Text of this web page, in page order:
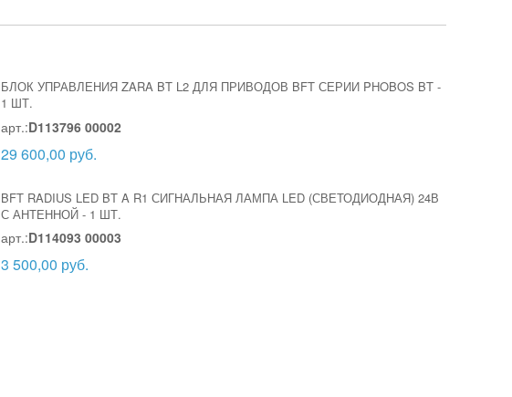
БЛОК УПРАВЛЕНИЯ ZARA BT L2 ДЛЯ ПРИВОДОВ BFT СЕРИИ PHOBOS BT -
1 ШТ.
арт.:D113796 00002
29 600,00 руб.
BFT RADIUS LED BT A R1 СИГНАЛЬНАЯ ЛАМПА LED (СВЕТОДИОДНАЯ) 24В
С АНТЕННОЙ - 1 ШТ.
арт.:D114093 00003
3 500,00 руб.